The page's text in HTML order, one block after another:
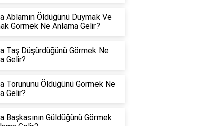
Ablamın Öldüğünü Duymak Ve
Görmek Ne Anlama Gelir?
Taş Düşürdüğünü Görmek Ne
Gelir?
Torununu Öldüğünü Görmek Ne
Gelir?
Başkasının Güldüğünü Görmek